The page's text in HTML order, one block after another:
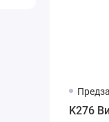
K276